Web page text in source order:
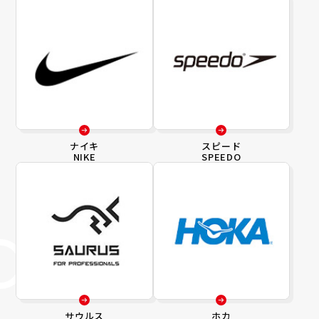
ナイキ
NIKE
スピード
SPEEDO
サウルス ホカ